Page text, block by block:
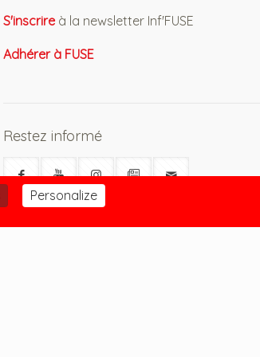
S'inscrireà la newsletter Inf'FUSE
Adhérer à FUSE
Restez informé
Personalize